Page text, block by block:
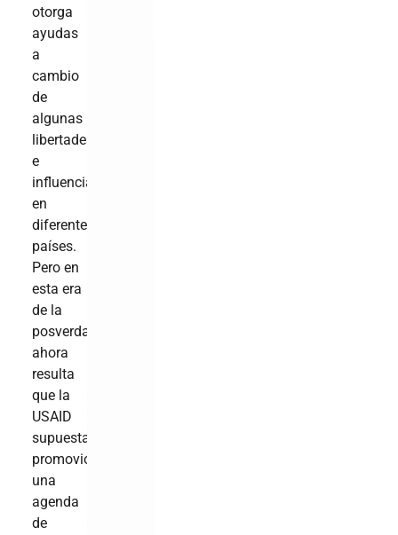
otorga
ayudas
a
cambio
de
algunas
libertades
e
influencia
en
diferentes
países.
Pero en
esta era
de la
posverdad,
ahora
resulta
que la
USAID
supuestamente
promovió
una
agenda
de